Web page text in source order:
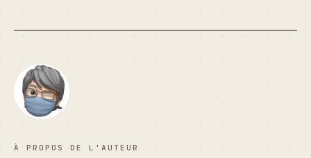
À PROPOS DE L'AUTEUR